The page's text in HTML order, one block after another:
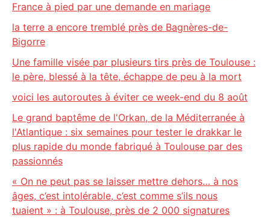
France à pied par une demande en mariage
la terre a encore tremblé près de Bagnères-de-
Bigorre
Une famille visée par plusieurs tirs près de Toulouse :
le père, blessé à la tête, échappe de peu à la mort
voici les autoroutes à éviter ce week-end du 8 août
Le grand baptême de l'Orkan, de la Méditerranée à
l'Atlantique : six semaines pour tester le drakkar le
plus rapide du monde fabriqué à Toulouse par des
passionnés
« On ne peut pas se laisser mettre dehors… à nos
âges, c’est intolérable, c’est comme s’ils nous
tuaient » : à Toulouse, près de 2 000 signatures